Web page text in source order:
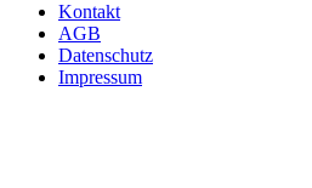
Kontakt
AGB
Datenschutz
Impressum